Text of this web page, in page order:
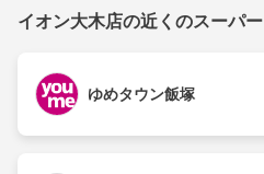
イオン大木店の近くのスーパー
ゆめタウン飯塚